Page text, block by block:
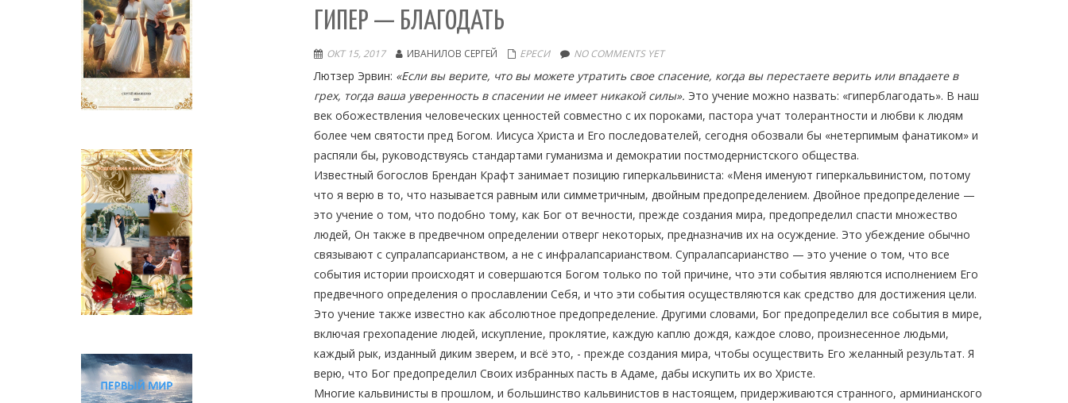
ГИПЕР — БЛАГОДАТЬ
ОКТ 15, 2017 ИВАНИЛОВ СЕРГЕЙ ЕРЕСИ NO COMMENTS YET
Лютзер Эрвин: «Если вы верите, что вы можете утратить свое спасение, когда вы перестаете верить или впадаете в
грех, тогда ваша уверенность в спасении не имеет никакой силы». Это учение можно назвать: «гиперблагодать». В наш
век обожествления человеческих ценностей совместно с их пороками, пастора учат толерантности и любви к людям
более чем святости пред Богом. Иисуса Христа и Его последователей, сегодня обозвали бы «нетерпимым фанатиком» и
распяли бы, руководствуясь стандартами гуманизма и демократии постмодернистского общества.
Известный богослов Брендан Крафт занимает позицию гиперкальвиниста: «Меня именуют гиперкальвинистом, потому
что я верю в то, что называется равным или симметричным, двойным предопределением. Двойное предопределение —
это учение о том, что подобно тому, как Бог от вечности, прежде создания мира, предопределил спасти множество
людей, Он также в предвечном определении отверг некоторых, предназначив их на осуждение. Это убеждение обычно
связывают с супралапсарианством, а не с инфралапсарианством. Супралапсарианство — это учение о том, что все
события истории происходят и совершаются Богом только по той причине, что эти события являются исполнением Его
предвечного определения о прославлении Себя, и что эти события осуществляются как средство для достижения цели.
Это учение также известно как абсолютное предопределение. Другими словами, Бог предопределил все события в мире,
включая грехопадение людей, искупление, проклятие, каждую каплю дождя, каждое слово, произнесенное людьми,
каждый рык, изданный диким зверем, и всё это, - прежде создания мира, чтобы осуществить Его желанный результат. Я
верю, что Бог предопределил Своих избранных пасть в Адаме, дабы искупить их во Христе.
Многие кальвинисты в прошлом, и большинство кальвинистов в настоящем, придерживаются странного, арминианского